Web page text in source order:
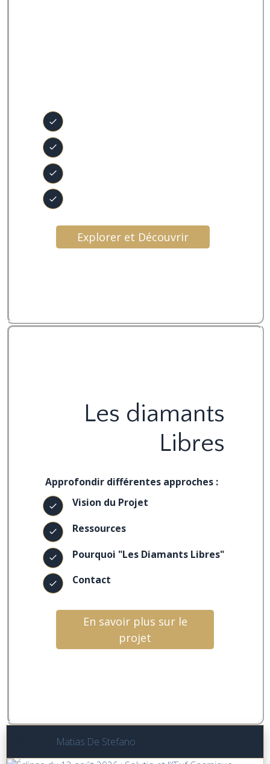
Explorer et Découvrir
Les diamants
Libres
Approfondir différentes approches :
Vision du Projet
Ressources
Pourquoi "Les Diamants Libres"
Contact
En savoir plus sur le
projet
Matias De Stefano